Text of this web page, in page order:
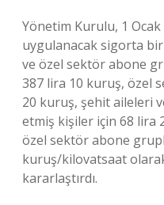
Yönetim Kurulu, 1
uygulanacak sigorta
ve özel sektör abone
387 lira 10 kuruş, özel
20 kuruş, şehit aileleri
etmiş kişiler için 68 lira
özel sektör abone
kuruş/kilovatsaat
kararlaştırdı.